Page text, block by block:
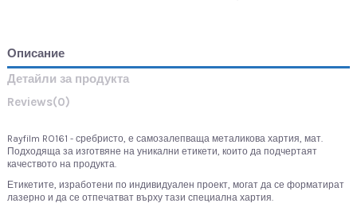
Описание
Детайли за продукта
Reviews(0)
Rayfilm RO161 - сребристо, е самозалепваща металикова хартия, мат.
Подходяща за изготвяне на уникални етикети, които да подчертаят
качеството на продукта.
Етикетите, изработени по индивидуален проект, могат да се форматират
лазерно и да се отпечатват върху тази специална хартия.